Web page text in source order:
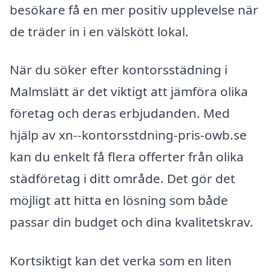
besökare få en mer positiv upplevelse när
de träder in i en välskött lokal.
När du söker efter kontorsstädning i
Malmslätt är det viktigt att jämföra olika
företag och deras erbjudanden. Med
hjälp av xn--kontorsstdning-pris-owb.se
kan du enkelt få flera offerter från olika
städföretag i ditt område. Det gör det
möjligt att hitta en lösning som både
passar din budget och dina kvalitetskrav.
Kortsiktigt kan det verka som en liten